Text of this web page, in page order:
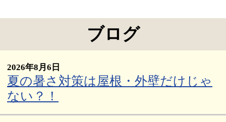
ブログ
2026年8月6日
夏の暑さ対策は屋根・外壁だけじゃ
ない？！